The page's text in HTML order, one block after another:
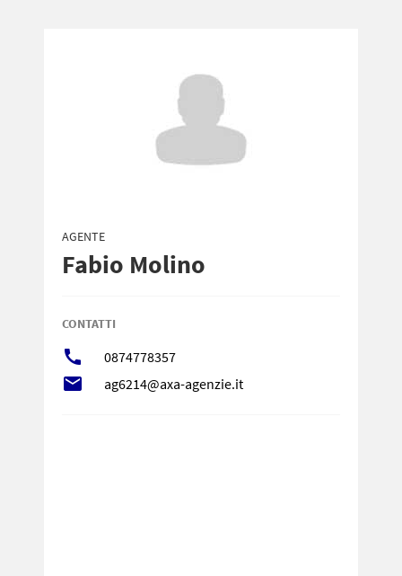
AGENTE
Fabio Molino
CONTATTI
call 0874778357
local_post_office ag6214@axa-agenzie.it